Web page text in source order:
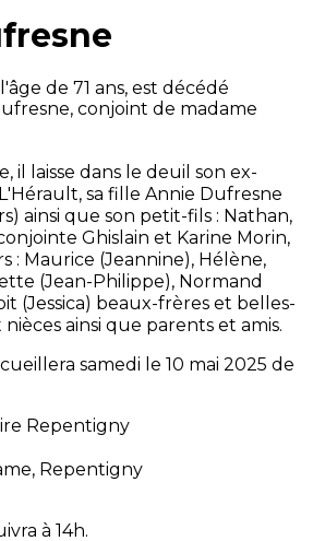
de 71 ans, est décédé
conjoint de madame
il laisse dans le deuil son ex-
sa fille Annie Dufresne
ainsi que son petit-fils : Nathan,
Ghislain et Karine Morin,
: Maurice (Jeannine), Hélène,
(Jean-Philippe), Normand
(Jessica) beaux-frères et belles-
ainsi que parents et amis.
samedi le 10 mai 2025 de
Repentigny
Repentigny
à 14h.